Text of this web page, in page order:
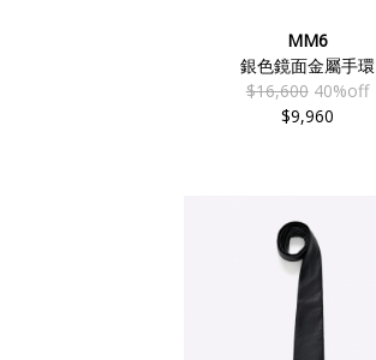
MM6
銀色鏡面金屬手環
$16,600 40%off
$9,960